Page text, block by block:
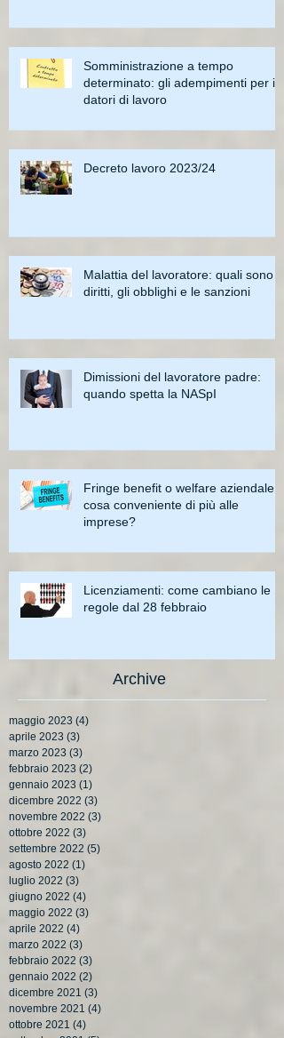
Somministrazione a tempo
determinato: gli adempimenti per i
datori di lavoro
Decreto lavoro 2023/24
Malattia del lavoratore: quali sono i
diritti, gli obblighi e le sanzioni
Dimissioni del lavoratore padre:
quando spetta la NASpI
Fringe benefit o welfare aziendale:
cosa conveniente di più alle
imprese?
Licenziamenti: come cambiano le
regole dal 28 febbraio
Archive
maggio 2023 (4)
aprile 2023 (3)
marzo 2023 (3)
febbraio 2023 (2)
gennaio 2023 (1)
dicembre 2022 (3)
novembre 2022 (3)
ottobre 2022 (3)
settembre 2022 (5)
agosto 2022 (1)
luglio 2022 (3)
giugno 2022 (4)
maggio 2022 (3)
aprile 2022 (4)
marzo 2022 (3)
febbraio 2022 (3)
gennaio 2022 (2)
dicembre 2021 (3)
novembre 2021 (4)
ottobre 2021 (4)